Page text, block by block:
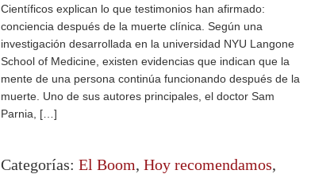
Científicos explican lo que testimonios han afirmado:
conciencia después de la muerte clínica. Según una
investigación desarrollada en la universidad NYU Langone
School of Medicine, existen evidencias que indican que la
mente de una persona continúa funcionando después de la
muerte. Uno de sus autores principales, el doctor Sam
Parnia, […]
Categorías: El Boom, Hoy recomendamos,